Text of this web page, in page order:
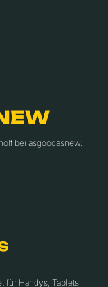
bei asgoodasnew.
für Handys, Tablets,